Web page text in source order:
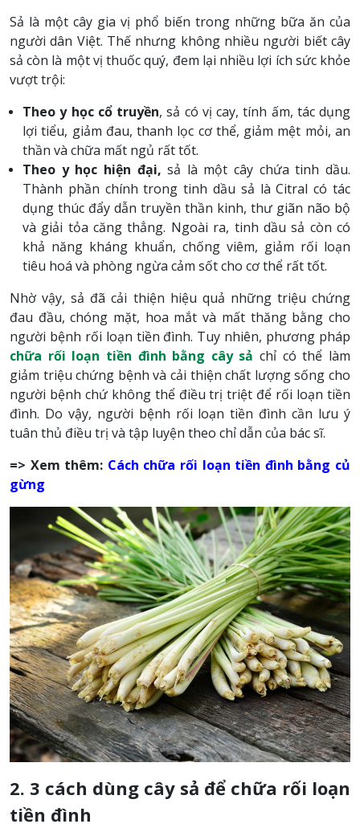
Sả là một cây gia vị phổ biến trong những bữa ăn của
người dân Việt. Thế nhưng không nhiều người biết cây
sả còn là một vị thuốc quý, đem lại nhiều lợi ích sức khỏe
vượt trội:
Theo y học cổ truyền, sả có vị cay, tính ấm, tác dụng
lợi tiểu, giảm đau, thanh lọc cơ thể, giảm mệt mỏi, an
thần và chữa mất ngủ rất tốt.
Theo y học hiện đại, sả là một cây chứa tinh dầu.
Thành phần chính trong tinh dầu sả là Citral có tác
dụng thúc đẩy dẫn truyền thần kinh, thư giãn não bộ
và giải tỏa căng thẳng. Ngoài ra, tinh dầu sả còn có
khả năng kháng khuẩn, chống viêm, giảm rối loạn
tiêu hoá và phòng ngừa cảm sốt cho cơ thể rất tốt.
Nhờ vậy, sả đã cải thiện hiệu quả những triệu chứng
đau đầu, chóng mặt, hoa mắt và mất thăng bằng cho
người bệnh rối loạn tiền đình. Tuy nhiên, phương pháp
chữa rối loạn tiền đình bằng cây sả chỉ có thể làm
giảm triệu chứng bệnh và cải thiện chất lượng sống cho
người bệnh chứ không thể điều trị triệt để rối loạn tiền
đình. Do vậy, người bệnh rối loạn tiền đình cần lưu ý
tuân thủ điều trị và tập luyện theo chỉ dẫn của bác sĩ.
=> Xem thêm: Cách chữa rối loạn tiền đình bằng củ
gừng
2. 3 cách dùng cây sả để chữa rối loạn
tiền đình